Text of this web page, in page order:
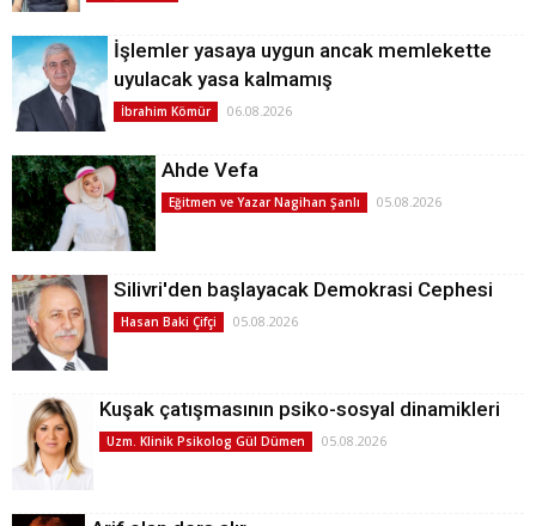
İşlemler yasaya uygun ancak memlekette
uyulacak yasa kalmamış
İbrahim Kömür 06.08.2026
Ahde Vefa
Eğitmen ve Yazar Nagihan Şanlı 05.08.2026
Silivri'den başlayacak Demokrasi Cephesi
Hasan Baki Çifçi 05.08.2026
Kuşak çatışmasının psiko-sosyal dinamikleri
Uzm. Klinik Psikolog Gül Dümen 05.08.2026